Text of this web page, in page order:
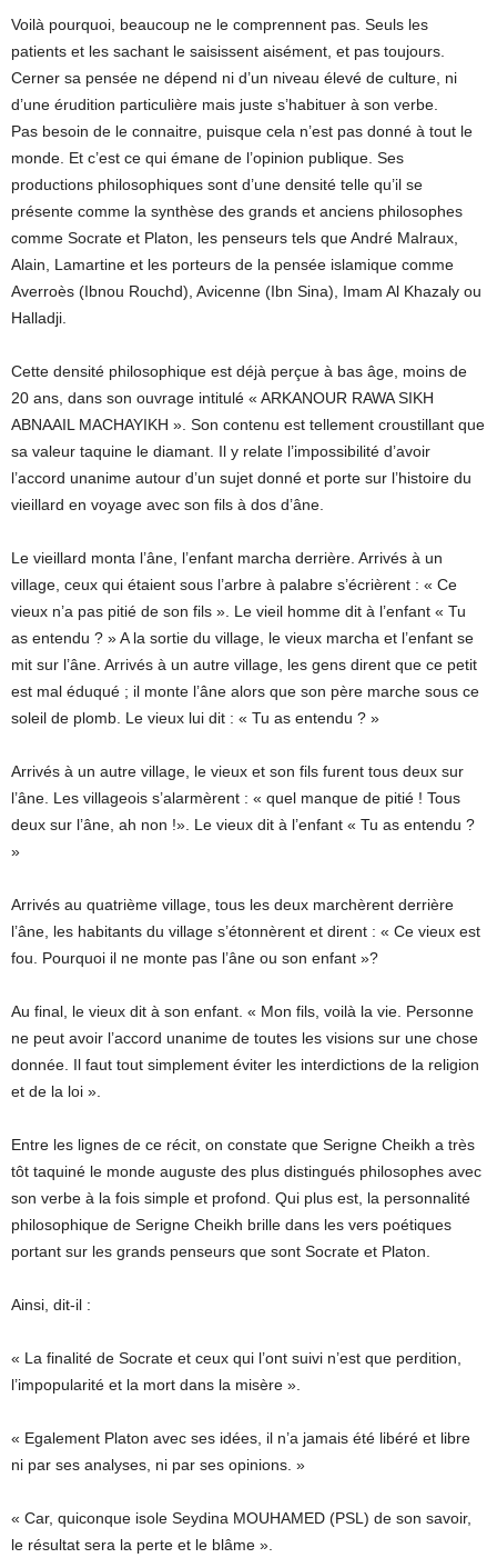
Voilà pourquoi, beaucoup ne le comprennent pas. Seuls les
patients et les sachant le saisissent aisément, et pas toujours.
Cerner sa pensée ne dépend ni d’un niveau élevé de culture, ni
d’une érudition particulière mais juste s’habituer à son verbe.
Pas besoin de le connaitre, puisque cela n’est pas donné à tout le
monde. Et c’est ce qui émane de l’opinion publique. Ses
productions philosophiques sont d’une densité telle qu’il se
présente comme la synthèse des grands et anciens philosophes
comme Socrate et Platon, les penseurs tels que André Malraux,
Alain, Lamartine et les porteurs de la pensée islamique comme
Averroès (Ibnou Rouchd), Avicenne (Ibn Sina), Imam Al Khazaly ou
Halladji.
Cette densité philosophique est déjà perçue à bas âge, moins de
20 ans, dans son ouvrage intitulé « ARKANOUR RAWA SIKH
ABNAAIL MACHAYIKH ». Son contenu est tellement croustillant que
sa valeur taquine le diamant. Il y relate l’impossibilité d’avoir
l’accord unanime autour d’un sujet donné et porte sur l’histoire du
vieillard en voyage avec son fils à dos d’âne.
Le vieillard monta l’âne, l’enfant marcha derrière. Arrivés à un
village, ceux qui étaient sous l’arbre à palabre s’écrièrent : « Ce
vieux n’a pas pitié de son fils ». Le vieil homme dit à l’enfant « Tu
as entendu ? » A la sortie du village, le vieux marcha et l’enfant se
mit sur l’âne. Arrivés à un autre village, les gens dirent que ce petit
est mal éduqué ; il monte l’âne alors que son père marche sous ce
soleil de plomb. Le vieux lui dit : « Tu as entendu ? »
Arrivés à un autre village, le vieux et son fils furent tous deux sur
l’âne. Les villageois s’alarmèrent : « quel manque de pitié ! Tous
deux sur l’âne, ah non !». Le vieux dit à l’enfant « Tu as entendu ?
»
Arrivés au quatrième village, tous les deux marchèrent derrière
l’âne, les habitants du village s’étonnèrent et dirent : « Ce vieux est
fou. Pourquoi il ne monte pas l’âne ou son enfant »?
Au final, le vieux dit à son enfant. « Mon fils, voilà la vie. Personne
ne peut avoir l’accord unanime de toutes les visions sur une chose
donnée. Il faut tout simplement éviter les interdictions de la religion
et de la loi ».
Entre les lignes de ce récit, on constate que Serigne Cheikh a très
tôt taquiné le monde auguste des plus distingués philosophes avec
son verbe à la fois simple et profond. Qui plus est, la personnalité
philosophique de Serigne Cheikh brille dans les vers poétiques
portant sur les grands penseurs que sont Socrate et Platon.
Ainsi, dit-il :
« La finalité de Socrate et ceux qui l’ont suivi n’est que perdition,
l’impopularité et la mort dans la misère ».
« Egalement Platon avec ses idées, il n’a jamais été libéré et libre
ni par ses analyses, ni par ses opinions. »
« Car, quiconque isole Seydina MOUHAMED (PSL) de son savoir,
le résultat sera la perte et le blâme ».